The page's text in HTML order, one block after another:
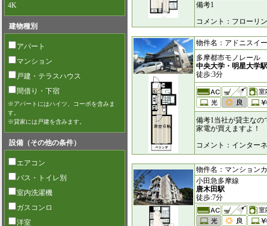
備考1
コメント：フローリ
物件名：アドニスイ
多摩都市モノレール
中央大学・明星大学駅
徒歩:3分
備考1当社が貸主な
家電が買えますよ！
コメント：インター
物件名：マンション
小田急多摩線
唐木田駅
徒歩:7分
4K
建物種別
アパート
マンション
戸建・テラスハウス
間借り・下宿
※アパートにはハイツ、コーポを含みま
す。
※貸家には戸建を含みます。
設備（その他の条件）
エアコン
バス・トイレ別
室内洗濯機
ガスコンロ
洋室